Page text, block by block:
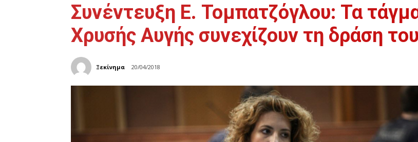
Συνέντευξη Ε. Τομπατζόγλου: Τα
Χρυσής Αυγής συνεχίζουν τη δράση
Ξεκίνημα 20/04/2018